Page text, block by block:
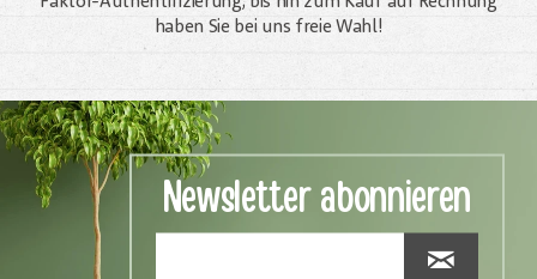
haben Sie bei uns freie Wahl!
Newsletter abonnieren